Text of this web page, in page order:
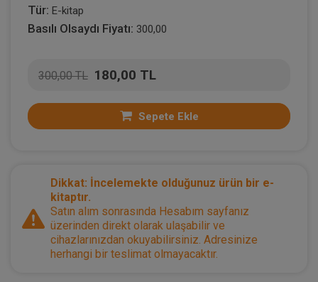
Tür: E-kitap
Basılı Olsaydı Fiyatı: 300,00
300,00 TL 180,00 TL
Sepete Ekle
Dikkat: İncelemekte olduğunuz ürün bir e-
kitaptır.
Satın alım sonrasında Hesabım sayfanız
üzerinden direkt olarak ulaşabilir ve
cihazlarınızdan okuyabilirsiniz. Adresinize
herhangi bir teslimat olmayacaktır.